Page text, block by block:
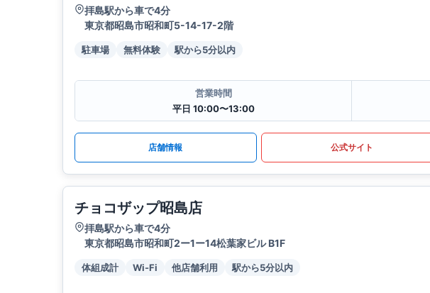
拝島駅から車で4分
東京都昭島市昭和町5-14-17-2階
駐車場 無料体験 駅から5分以内
営業時間
平日 10:00〜13:00
店舗情報 公式サイト
チョコザップ昭島店
拝島駅から車で4分
東京都昭島市昭和町2ー1ー14松葉家ビル B1F
体組成計 Wi-Fi 他店舗利用 駅から5分以内